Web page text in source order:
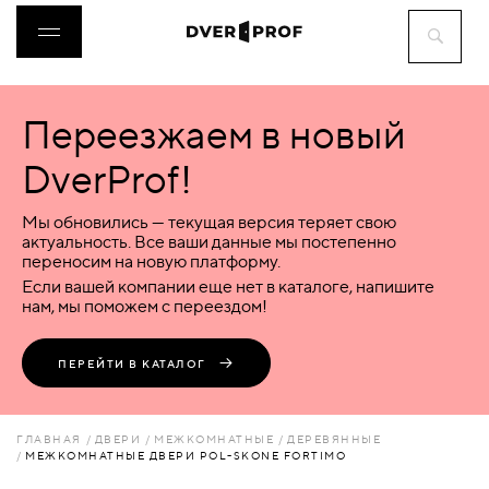
ДВЕРИ
ФУРНИТУРА
ВОРОТА
ПЕРЕГОРОДКИ
Переезжаем в новый
DverProf!
Мы обновились — текущая версия теряет свою
актуальность. Все ваши данные мы постепенно
переносим на новую платформу.
Если вашей компании еще нет в каталоге, напишите
нам, мы поможем с переездом!
ПЕРЕЙТИ В КАТАЛОГ
ГЛАВНАЯ ДВЕРИ МЕЖКОМНАТНЫЕ
ДЕРЕВЯННЫЕ
МЕЖКОМНАТНЫЕ ДВЕРИ POL-SKONE FORTIMO